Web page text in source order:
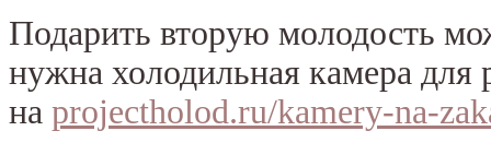
Подарить вторую молодость
нужна холодильная камера для
на projectholod.ru/kamery-na-